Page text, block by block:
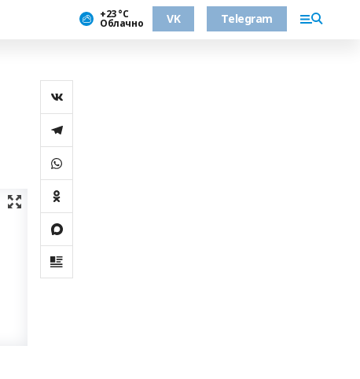
+23 °С
Облачно VK Telegram